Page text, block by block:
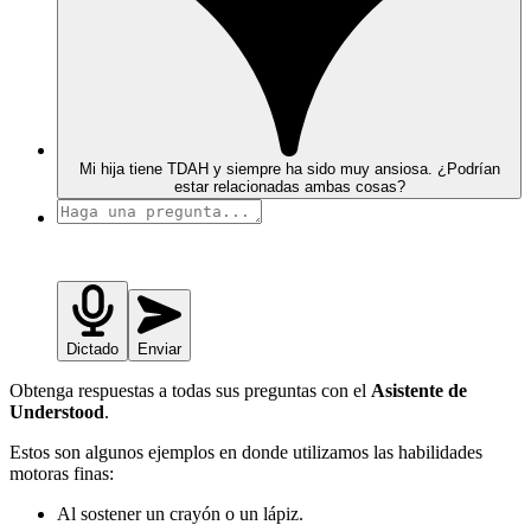
Mi hija tiene TDAH y siempre ha sido muy ansiosa. ¿Podrían
estar relacionadas ambas cosas?
Dictado Enviar
Obtenga respuestas a todas sus preguntas con el Asistente de
Understood.
Estos son algunos ejemplos en donde utilizamos las habilidades
motoras finas:
Al sostener un crayón o un lápiz.